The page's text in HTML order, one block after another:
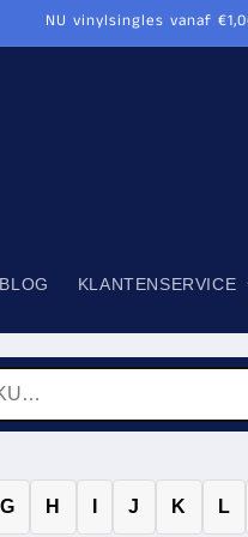
NU vinylsingles vanaf
BLOG KLANTENSERVICE
G H J K L